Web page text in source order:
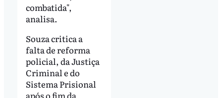
combatida",
analisa.
Souza critica a
falta de reforma
policial, da Justiça
Criminal e do
Sistema Prisional
após o fim da